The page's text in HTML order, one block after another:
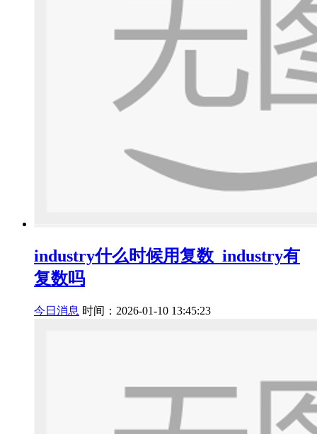
industry什么时候用复数_industry有
复数吗
今日消息 时间：2026-01-10 13:45:23